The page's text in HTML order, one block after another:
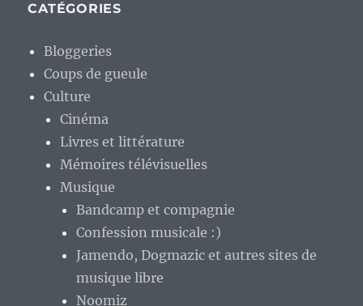
CATÉGORIES
Bloggeries
Coups de gueule
Culture
Cinéma
Livres et littérature
Mémoires télévisuelles
Musique
Bandcamp et compagnie
Confession musicale :)
Jamendo, Dogmazic et autres sites de
musique libre
Noomiz